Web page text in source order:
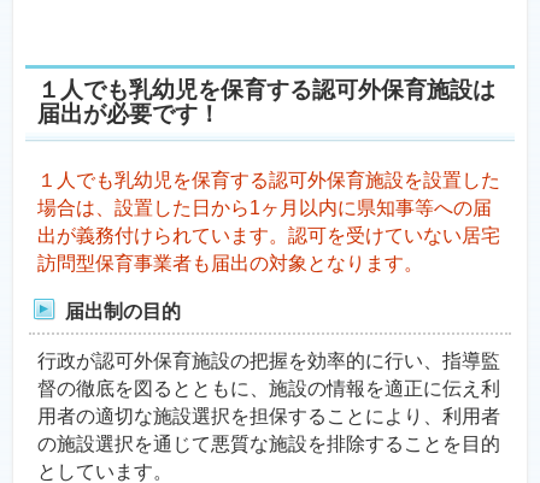
１人でも乳幼児を保育する認可外保育施設は
届出が必要です！
１人でも乳幼児を保育する認可外保育施設を設置した
場合は、設置した日から1ヶ月以内に県知事等への届
出が義務付けられています。認可を受けていない居宅
訪問型保育事業者も届出の対象となります。
届出制の目的
行政が認可外保育施設の把握を効率的に行い、指導監
督の徹底を図るとともに、施設の情報を適正に伝え利
用者の適切な施設選択を担保することにより、利用者
の施設選択を通じて悪質な施設を排除することを目的
としています。